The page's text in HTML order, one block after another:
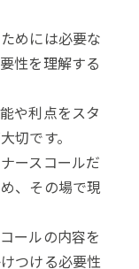
めには必要な
性を理解する
や利点をスタ
切です。
ースコールだ
、その場で現
ールの内容を
つける必要性